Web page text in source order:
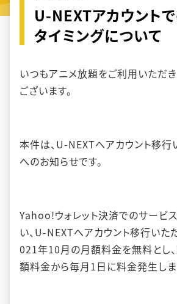
U-NEXTアカウント
タイミングについて
いつもアニメ放題をご利用いただき
ございます。
本件は、U-NEXTへアカウント移
へのお知らせです。
Yahoo!ウォレット決済でのサービ
い、U-NEXTへアカウント移行いた
021年10月の月額料金を無料とし
額料金から毎月1日に料金発生しま